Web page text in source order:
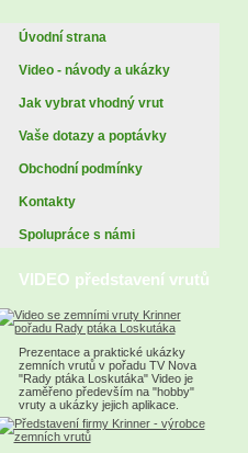
Úvodní strana
Video - návody a ukázky
Jak vybrat vhodný vrut
Vaše dotazy a poptávky
Obchodní podmínky
Kontakty
Spolupráce s námi
VIDEO představení vrutů
Prezentace a praktické ukázky
zemních vrutů v pořadu TV Nova
"Rady ptáka Loskutáka" Video je
zaměřeno především na "hobby"
vruty a ukázky jejich aplikace.